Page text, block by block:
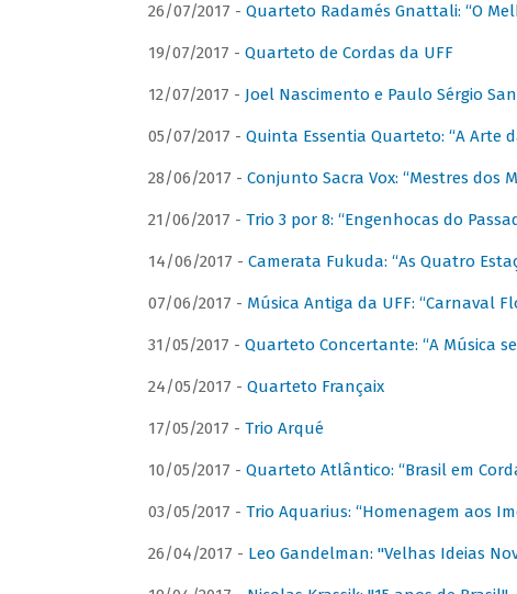
26/07/2017 - Quarteto Radamés Gnattali: “O
19/07/2017 - Quarteto de Cordas da UFF
12/07/2017 - Joel Nascimento e Paulo Sérgio
05/07/2017 - Quinta Essentia Quarteto: “A Arte
28/06/2017 - Conjunto Sacra Vox: “Mestres dos
21/06/2017 - Trio 3 por 8: “Engenhocas do
14/06/2017 - Camerata Fukuda: “As Quatro
07/06/2017 - Música Antiga da UFF: “Carnaval
31/05/2017 - Quarteto Concertante: “A Música
24/05/2017 - Quarteto Françaix
17/05/2017 - Trio Arqué
10/05/2017 - Quarteto Atlântico: “Brasil em
03/05/2017 - Trio Aquarius: “Homenagem aos
26/04/2017 - Leo Gandelman: "Velhas Ideias